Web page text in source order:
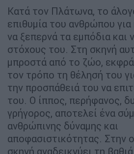
Κατά τον Πλάτωνα, το
επιθυμία του ανθρώπου για
να ξεπερνά τα εμπόδια και
στόχους του. Στη σκηνή
μπροστά από το ζώο,
τον τρόπο τη θέλησή του
την προσπάθειά του να
του. Ο ίππος, περήφανος,
γρήγορος, αποτελεί ένα
ανθρώπινης δύναμης και
αποφασιστικότητας. Στην
σκηνή αναδεικνύει τη